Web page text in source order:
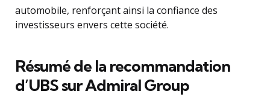
automobile, renforçant ainsi la confiance des
investisseurs envers cette société.
Résumé de la recommandation
d’UBS sur Admiral Group